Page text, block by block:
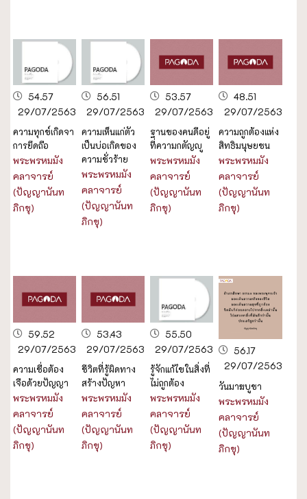
54.57
29/07/2563
ความทุกข์เกิดจา
การยึดถือ
พระพรหมมัง
คลาจารย์
(ปัญญานันท
ภิกขุ)
56.51
29/07/2563
ความเห็นแก่ตัว
เป็นบ่อเกิดของ
ความชั่วร้าย
พระพรหมมัง
คลาจารย์
(ปัญญานันท
ภิกขุ)
53.57
29/07/2563
ฐานของคนดีอยู่
ที่ความกตัญญู
พระพรหมมัง
คลาจารย์
(ปัญญานันท
ภิกขุ)
48.51
29/07/2563
ความถูกต้องแห่ง
สิทธิมนุษยชน
พระพรหมมัง
คลาจารย์
(ปัญญานันท
ภิกขุ)
59.52
29/07/2563
ความเชื่อต้อง
เจือด้วยปัญญา
พระพรหมมัง
คลาจารย์
(ปัญญานันท
ภิกขุ)
53.43
29/07/2563
ชีวิตที่รู้ผิดทาง
สร้างปัญหา
พระพรหมมัง
คลาจารย์
(ปัญญานันท
ภิกขุ)
55.50
29/07/2563
รู้จักแก้ไขในสิ่งที่
ไม่ถูกต้อง
พระพรหมมัง
คลาจารย์
(ปัญญานันท
ภิกขุ)
56.17
29/07/2563
วันมาฆบูชา
พระพรหมมัง
คลาจารย์
(ปัญญานันท
ภิกขุ)